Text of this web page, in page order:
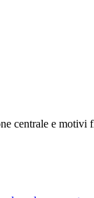
centrale e